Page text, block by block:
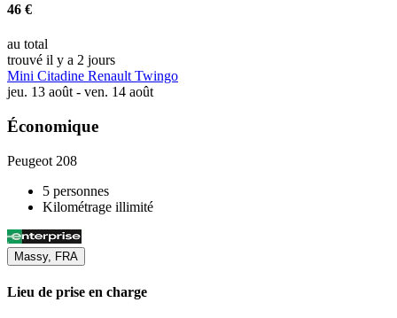
46 €
au total
trouvé il y a 2 jours
Mini Citadine Renault Twingo
jeu. 13 août - ven. 14 août
Économique
Peugeot 208
5 personnes
Kilométrage illimité
Massy, FRA
Lieu de prise en charge